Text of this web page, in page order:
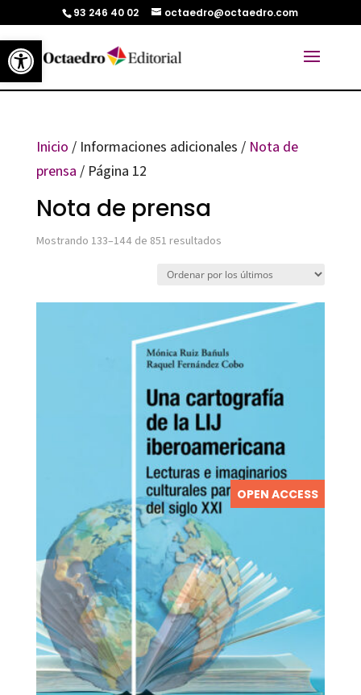
Abrir barra de herramientas
93 246 40 02 octaedro@octaedro.com
Inicio / Informaciones adicionales / Nota de
prensa / Página 12
Nota de prensa
Mostrando 133–144 de 851 resultadosOrdenado
últimos
OPEN ACCESS